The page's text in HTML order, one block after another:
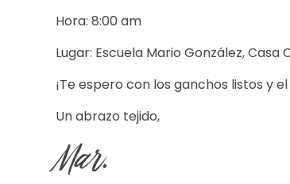
Hora: 8:00 am
Lugar: Escuela Mario González, Casa
¡Te espero con los ganchos listos y
Un abrazo tejido,
Mar.